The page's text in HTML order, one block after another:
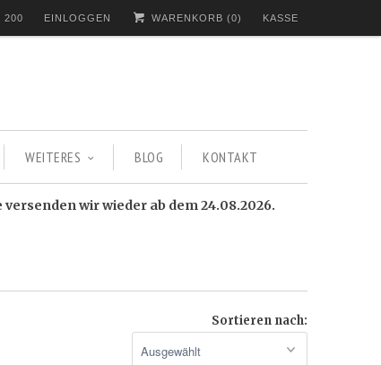
200 EINLOGGEN WARENKORB (0) KASSE
WEITERES BLOG KONTAKT
wir wieder ab dem 24.08.2026.
Sortieren nach: